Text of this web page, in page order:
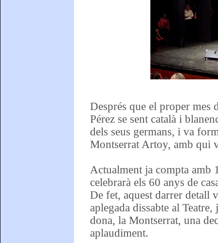
Després que el proper mes
Pérez se sent català i
dels seus germans, i va
Montserrat Artoy, amb qui
Actualment ja compta amb
celebrarà els 60 anys de
De fet, aquest darrer detall
aplegada dissabte al
dona, la Montserrat, una
aplaudiment.